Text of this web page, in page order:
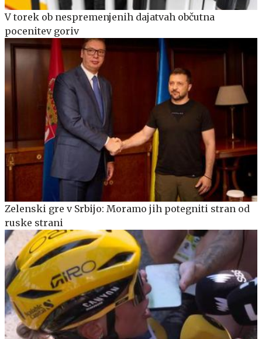
V torek ob nespremenjenih dajatvah občutna
pocenitev goriv
Zelenski gre v Srbijo: Moramo jih potegniti stran od
ruske strani